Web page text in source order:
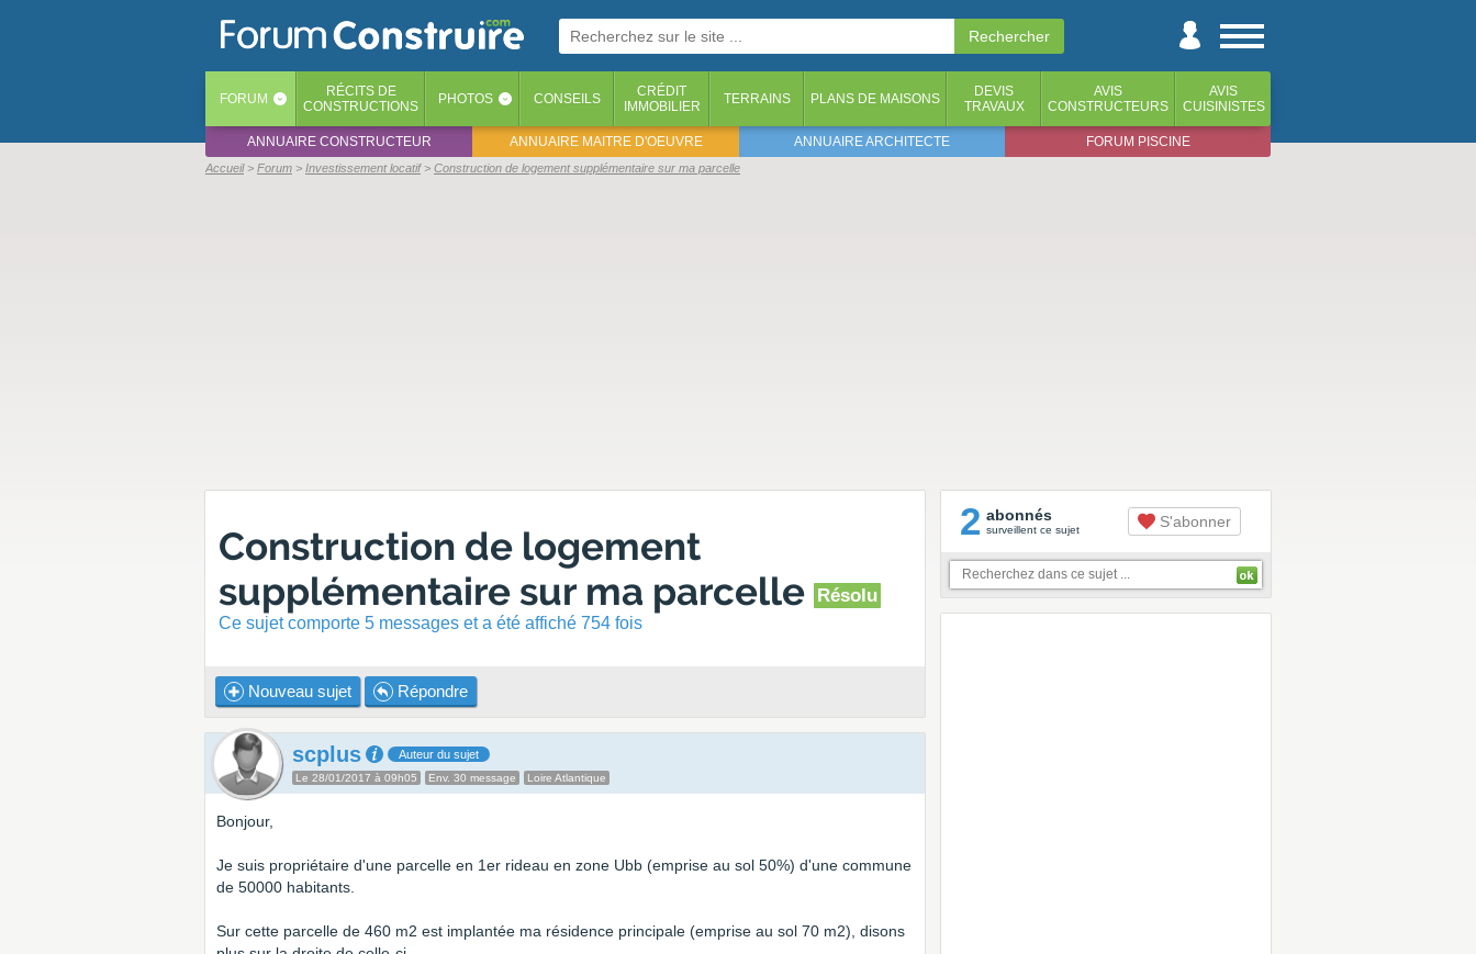
FORUM ‹ RÉCITS DE
CONSTRUCTIONS
PHOTOS ‹ CONSEILS
CRÉDIT
IMMOBILIER
TERRAINS PLANS DE MAISONS
DEVIS
TRAVAUX
AVIS
CONSTRUCTEURS
AVIS
CUISINISTES
ANNUAIRE CONSTRUCTEUR ANNUAIRE MAITRE D'OEUVRE ANNUAIRE ARCHITECTE FORUM PISCINE
Accueil Forum Investissement locatif Construction de logement supplémentaire sur ma parcelle
Construction de logement
supplémentaire sur ma parcelle
Résolu
Ce sujet comporte 5 messages et a été affiché 754 fois
Nouveau sujet Répondre
scplus Auteur du sujet
Le 28/01/2017 à 09h05 Env. 30 message Loire Atlantique
Bonjour,
Je suis propriétaire d'une parcelle en 1er rideau en zone Ubb (emprise au sol 50%) d'une commune
de 50000 habitants.
Sur cette parcelle de 460 m2 est implantée ma résidence principale (emprise au sol 70 m2), disons
2 abonnés
surveillent ce sujet S'abonner